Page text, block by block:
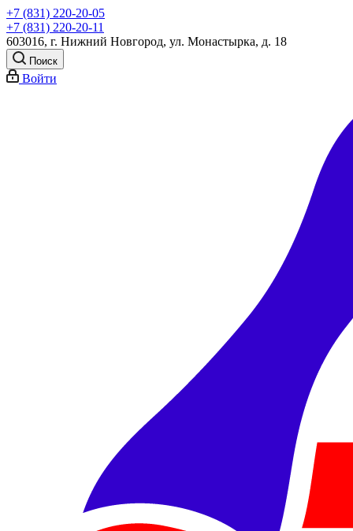
+7 (831) 220-20-05
+7 (831) 220-20-11
603016, г. Нижний Новгород, ул. Монастырка, д. 18
Поиск
Войти